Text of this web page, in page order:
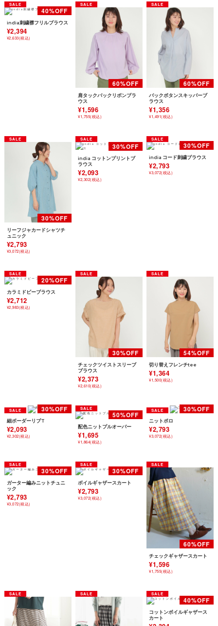
india刺繍襟フリルブラウス
¥2,394
¥2,633(税込)
肩タックバックリボンブラ
ウス
¥1,596
¥1,755(税込)
バックボタンスキッパーブ
ラウス
¥1,356
¥1,491(税込)
リーフジャカードシャツチ
ュニック
¥2,793
¥3,072(税込)
india コットンプリントブ
ラウス
¥2,093
¥2,302(税込)
india コード刺繍ブラウス
¥2,793
¥3,072(税込)
カラミドビーブラウス
¥2,712
¥2,983(税込)
チェックツイストスリーブ
ブラウス
¥2,373
¥2,610(税込)
切り替えフレンチtee
¥1,364
¥1,500(税込)
細ボーダーリブT
¥2,093
¥2,302(税込)
配色ニットプルオーバー
¥1,695
¥1,864(税込)
ニットポロ
¥2,793
¥3,072(税込)
ガーター編みニットチュニ
ック
¥2,793
¥3,072(税込)
ボイルギャザースカート
¥2,793
¥3,072(税込)
チェックギャザースカート
¥1,596
¥1,755(税込)
コットンボイルギャザース
カート